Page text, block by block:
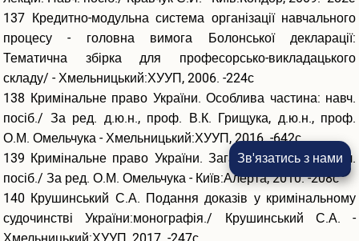
137 Кредитно-модульна система організації навчального
процесу - головна вимога Болонської декларації:
Тематична збірка для професорсько-викладацького
складу/ - Хмельницький:ХУУП, 2006. -224с
138 Кримінальне право України. Особлива частина: навч.
посіб./ За ред. д.ю.н., проф. В.К. Грищука, д.ю.н., проф.
О.М. Омельчука - Хмельницький:ХУУП, 2016. -642с
139 Кримінальне право України. Загальна частина: навч.
посіб./ За ред. О.М. Омельчука - Київ:Алерта, 2010. -208с
140 Крушинський С.А. Подання доказів у кримінальному
судочинстві України:монографія./ Крушинський С.А. -
Зв'язатись з нами